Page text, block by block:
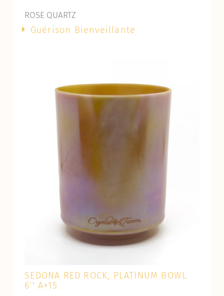
ROSE QUARTZ
Guérison Bienveillante
SEDONA RED ROCK, PLATINUM BOWL
6'' A+15